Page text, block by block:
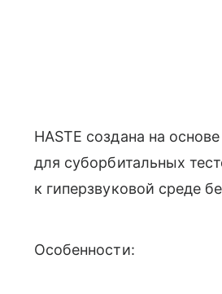
HASTE создана на
для суборбитальных
к гиперзвуковой среде
Особенности: